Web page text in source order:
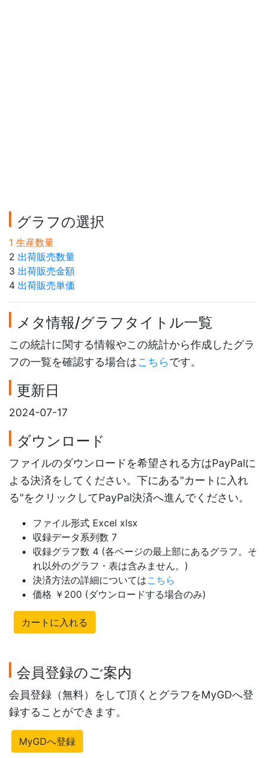
グラフの選択
1 生産数量
2 出荷販売数量
3 出荷販売金額
4 出荷販売単価
メタ情報/グラフタイトル一覧
この統計に関する情報やこの統計から作成したグラ
フの一覧を確認する場合はこちらです。
更新日
2024-07-17
ダウンロード
ファイルのダウンロードを希望される方はPayPalに
よる決済をしてください。下にある"カートに入れ
る"をクリックしてPayPal決済へ進んでください。
ファイル形式 Excel xlsx
収録データ系列数 7
収録グラフ数 4 (各ページの最上部にあるグラフ。そ
れ以外のグラフ・表は含みません。)
決済方法の詳細についてはこちら
価格 ￥200 (ダウンロードする場合のみ)
カートに入れる
会員登録のご案内
会員登録（無料）をして頂くとグラフをMyGDへ登
録することができます。
MyGDへ登録